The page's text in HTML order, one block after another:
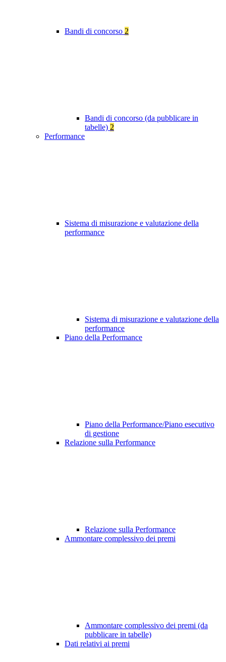
Bandi di concorso 2
Bandi di concorso (da pubblicare in
tabelle) 2
Performance
Sistema di misurazione e valutazione della
performance
Sistema di misurazione e valutazione della
performance
Piano della Performance
Piano della Performance/Piano esecutivo
di gestione
Relazione sulla Performance
Relazione sulla Performance
Ammontare complessivo dei premi
Ammontare complessivo dei premi (da
pubblicare in tabelle)
Dati relativi ai premi